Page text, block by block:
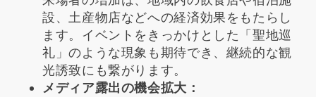
設、土産物店などへの経済効果をもたらし
ます。イベントをきっかけとした「聖地巡
礼」のような現象も期待でき、継続的な観
光誘致にも繋がります。
メディア露出の機会拡大：